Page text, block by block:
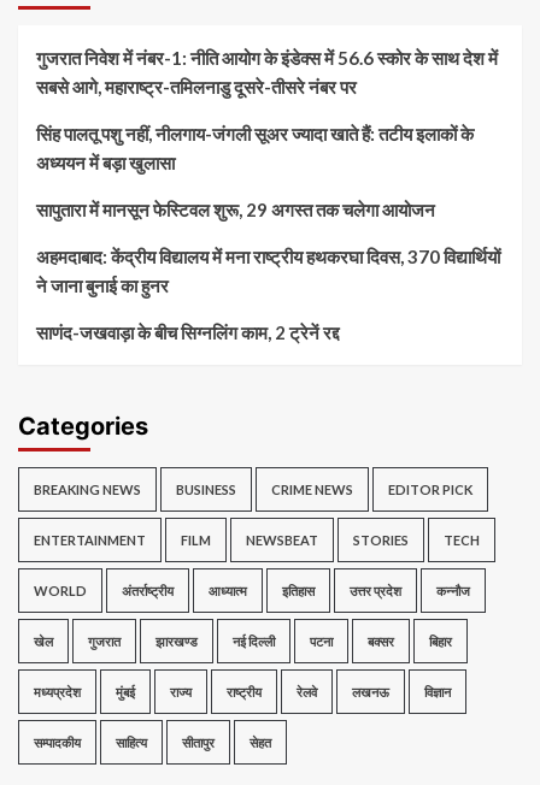
गुजरात निवेश में नंबर-1: नीति आयोग के इंडेक्स में 56.6 स्कोर के साथ देश में
सबसे आगे, महाराष्ट्र-तमिलनाडु दूसरे-तीसरे नंबर पर
सिंह पालतू पशु नहीं, नीलगाय-जंगली सूअर ज्यादा खाते हैं: तटीय इलाकों के
अध्ययन में बड़ा खुलासा
सापुतारा में मानसून फेस्टिवल शुरू, 29 अगस्त तक चलेगा आयोजन
अहमदाबाद: केंद्रीय विद्यालय में मना राष्ट्रीय हथकरघा दिवस, 370 विद्यार्थियों
ने जाना बुनाई का हुनर
साणंद-जखवाड़ा के बीच सिग्नलिंग काम, 2 ट्रेनें रद्द
Categories
BREAKING NEWS BUSINESS CRIME NEWS EDITOR PICK
ENTERTAINMENT FILM NEWSBEAT STORIES TECH
WORLD अंतर्राष्ट्रीय आध्यात्म इतिहास उत्तर प्रदेश कन्नौज
खेल गुजरात झारखण्ड नई दिल्ली पटना बक्सर बिहार
मध्यप्रदेश मुंबई राज्य राष्ट्रीय रेलवे लखनऊ विज्ञान
सम्पादकीय साहित्य सीतापुर सेहत